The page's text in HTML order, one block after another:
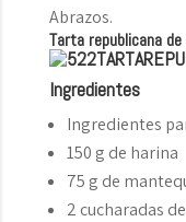
Abrazos.
Tarta republicana
Ingredientes
Ingredientes
150 g de harina
75 g de
2 cucharadas